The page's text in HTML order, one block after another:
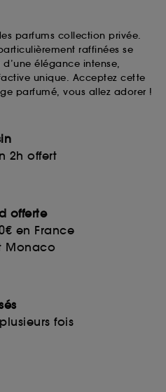
parfums collection privée.
raffinées se
élégance intense,
unique. Acceptez cette
parfumé, vous allez adorer !
2h offert
offerte
en France
Monaco
fois